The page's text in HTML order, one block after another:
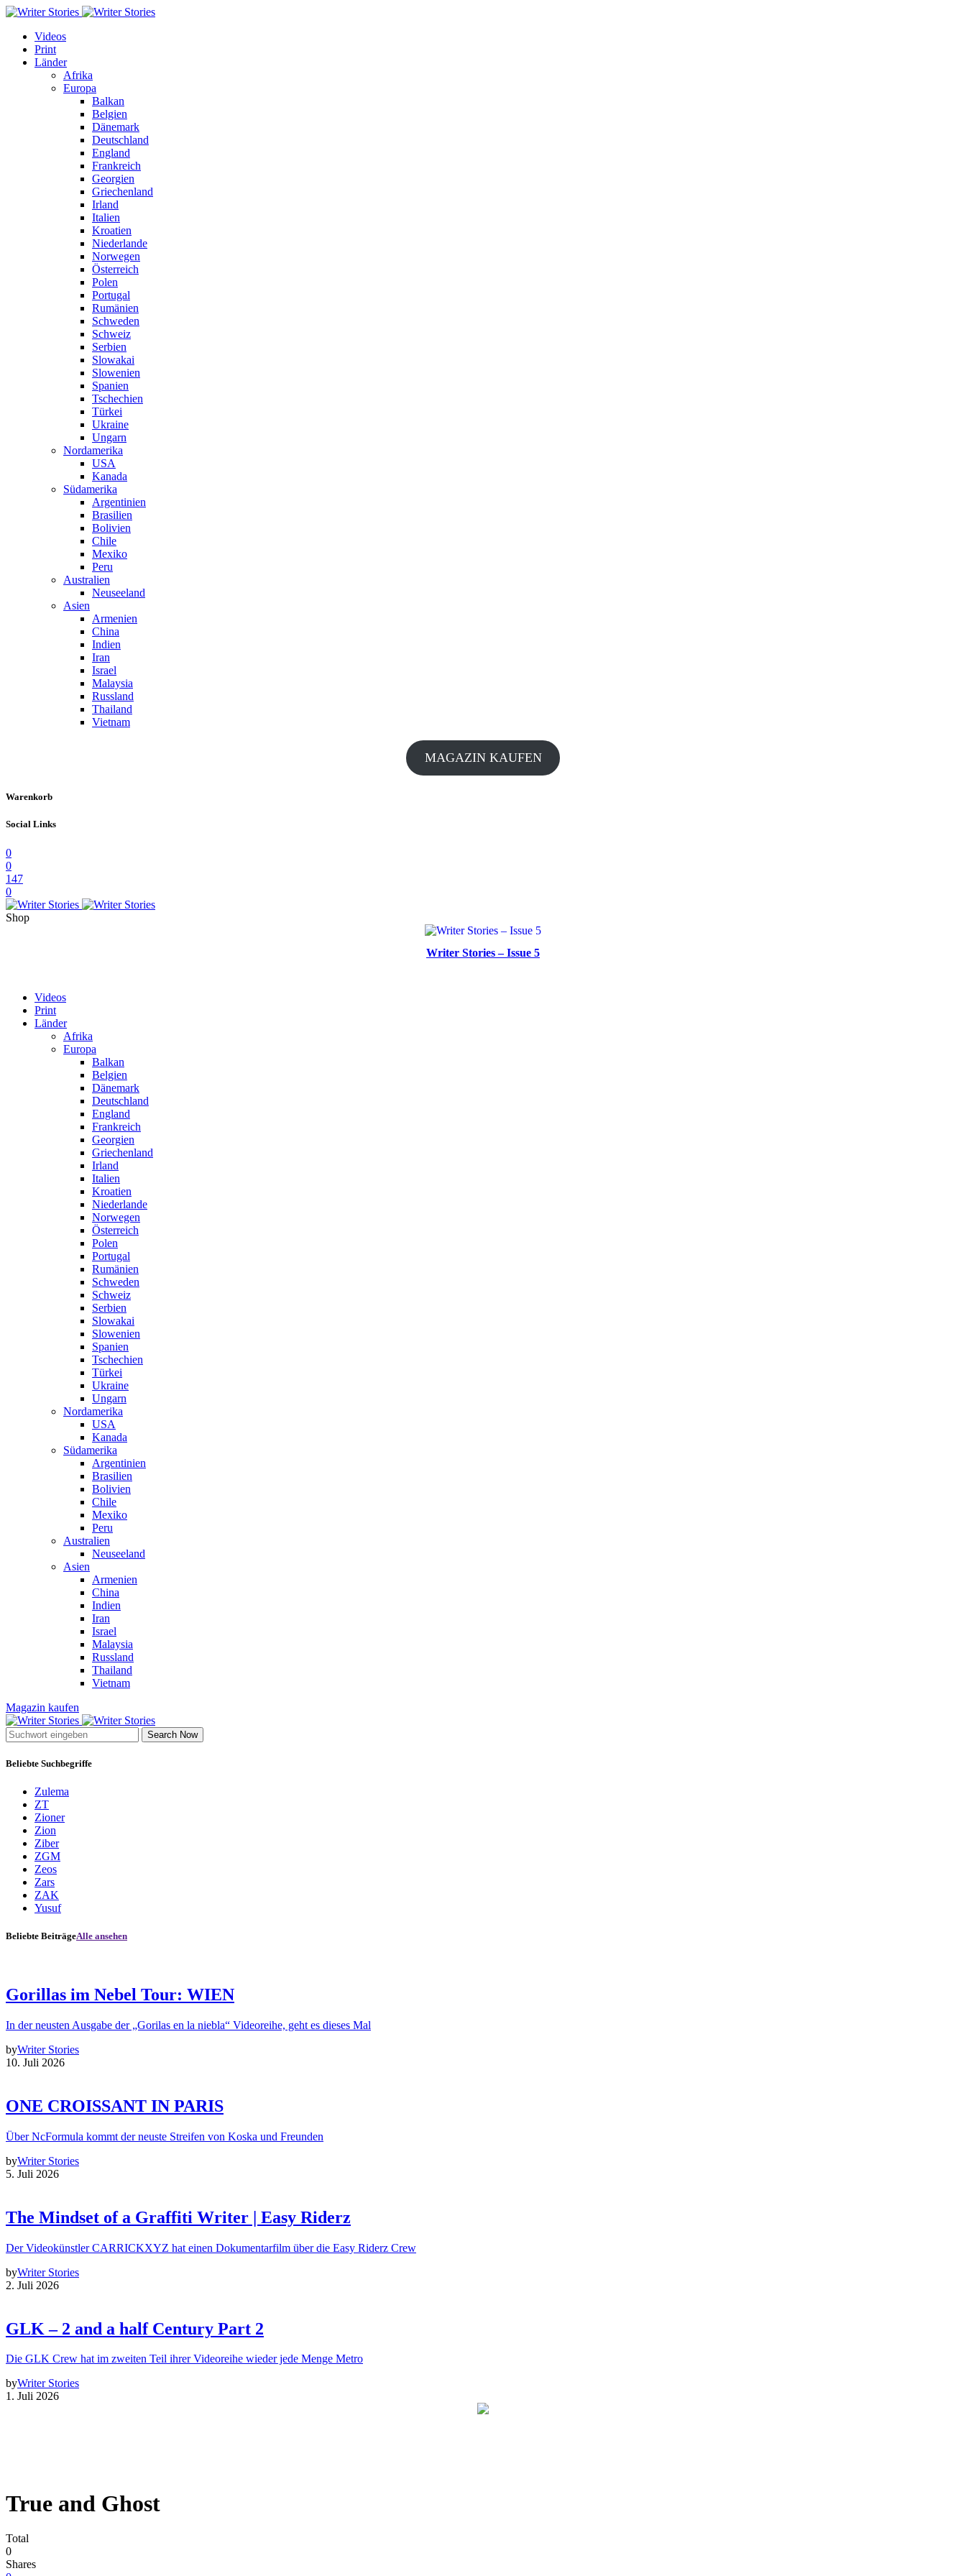
Videos
Print
Länder
Afrika
Europa
Balkan
Belgien
Dänemark
Deutschland
England
Frankreich
Georgien
Griechenland
Irland
Italien
Kroatien
Niederlande
Norwegen
Österreich
Polen
Portugal
Rumänien
Schweden
Schweiz
Serbien
Slowakai
Slowenien
Spanien
Tschechien
Türkei
Ukraine
Ungarn
Nordamerika
USA
Kanada
Südamerika
Argentinien
Brasilien
Bolivien
Chile
Mexiko
Peru
Australien
Neuseeland
Asien
Armenien
China
Indien
Iran
Israel
Malaysia
Russland
Thailand
Vietnam
MAGAZIN KAUFEN
Warenkorb
Social Links
0
0
147
0
Shop
Writer Stories – Issue 5
Videos
Print
Länder
Afrika
Europa
Balkan
Belgien
Dänemark
Deutschland
England
Frankreich
Georgien
Griechenland
Irland
Italien
Kroatien
Niederlande
Norwegen
Österreich
Polen
Portugal
Rumänien
Schweden
Schweiz
Serbien
Slowakai
Slowenien
Spanien
Tschechien
Türkei
Ukraine
Ungarn
Nordamerika
USA
Kanada
Südamerika
Argentinien
Brasilien
Bolivien
Chile
Mexiko
Peru
Australien
Neuseeland
Asien
Armenien
China
Indien
Iran
Israel
Malaysia
Russland
Thailand
Vietnam
Magazin kaufen
Search Now
Beliebte Suchbegriffe
Zulema
ZT
Zioner
Zion
Ziber
ZGM
Zeos
Zars
ZAK
Yusuf
Beliebte BeiträgeAlle ansehen
Gorillas im Nebel Tour: WIEN
In der neusten Ausgabe der „Gorilas en la niebla“ Videoreihe, geht es dieses Mal
byWriter Stories
10. Juli 2026
ONE CROISSANT IN PARIS
Über NcFormula kommt der neuste Streifen von Koska und Freunden
byWriter Stories
5. Juli 2026
The Mindset of a Graffiti Writer | Easy Riderz
Der Videokünstler CARRICKXYZ hat einen Dokumentarfilm über die Easy Riderz Crew
byWriter Stories
2. Juli 2026
GLK – 2 and a half Century Part 2
Die GLK Crew hat im zweiten Teil ihrer Videoreihe wieder jede Menge Metro
byWriter Stories
1. Juli 2026
True and Ghost
Total
0
Shares